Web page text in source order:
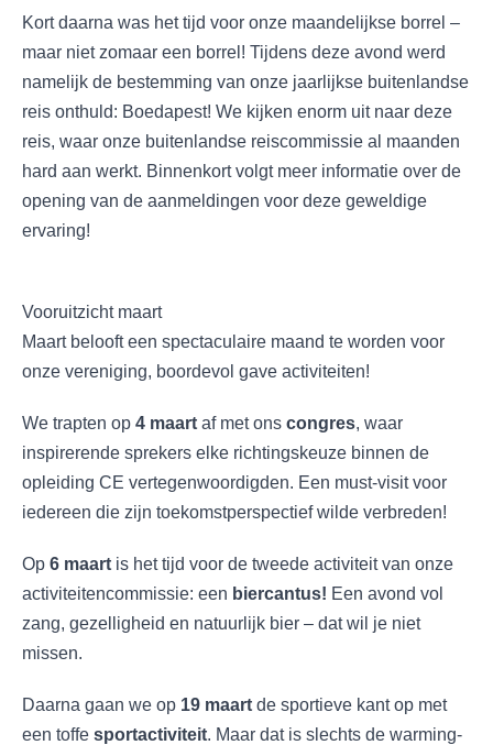
Kort daarna was het tijd voor onze maandelijkse borrel –
maar niet zomaar een borrel! Tijdens deze avond werd
namelijk de bestemming van onze jaarlijkse buitenlandse
reis onthuld: Boedapest! We kijken enorm uit naar deze
reis, waar onze buitenlandse reiscommissie al maanden
hard aan werkt. Binnenkort volgt meer informatie over de
opening van de aanmeldingen voor deze geweldige
ervaring!
Vooruitzicht maart
Maart belooft een spectaculaire maand te worden voor
onze vereniging, boordevol gave activiteiten!
We trapten op 4 maart af met ons congres, waar
inspirerende sprekers elke richtingskeuze binnen de
opleiding CE vertegenwoordigden. Een must-visit voor
iedereen die zijn toekomstperspectief wilde verbreden!
Op 6 maart is het tijd voor de tweede activiteit van onze
activiteitencommissie: een biercantus! Een avond vol
zang, gezelligheid en natuurlijk bier – dat wil je niet
missen.
Daarna gaan we op 19 maart de sportieve kant op met
een toffe sportactiviteit. Maar dat is slechts de warming-